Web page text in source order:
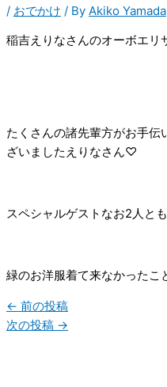
/ おでかけ / By Akiko Yamada
稲吉えりなさんのオーボエリ
たくさんの諸先輩方がお手
ざいましたえりなさん♡
スペシャルゲストなお2人と
緑のお洋服着て来なかったこ
← 前の投稿
次の投稿 →